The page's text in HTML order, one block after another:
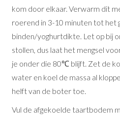
kom door elkaar. Verwarm dit
roerend in 3-10 minuten tot het
binden/yoghurtdikte. Let op bij
stollen, dus laat het mengsel
je onder die 80℃ blijft. Zet de
water en koel de massa al
helft van de boter toe.
Vul de afgekoelde taartbodem